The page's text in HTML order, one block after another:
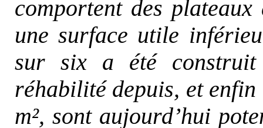
comportent des
une surface utile
sur six a été
réhabilité depuis, et
m², sont aujourd’hui